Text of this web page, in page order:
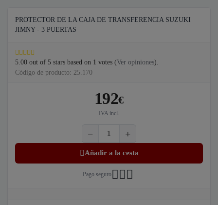
PROTECTOR DE LA CAJA DE TRANSFERENCIA SUZUKI
JIMNY - 3 PUERTAS
5.00 out of 5 stars based on 1 votes (Ver opiniones).
Código de producto: 25.170
192€
IVA incl.
Añadir a la cesta
Pago seguro